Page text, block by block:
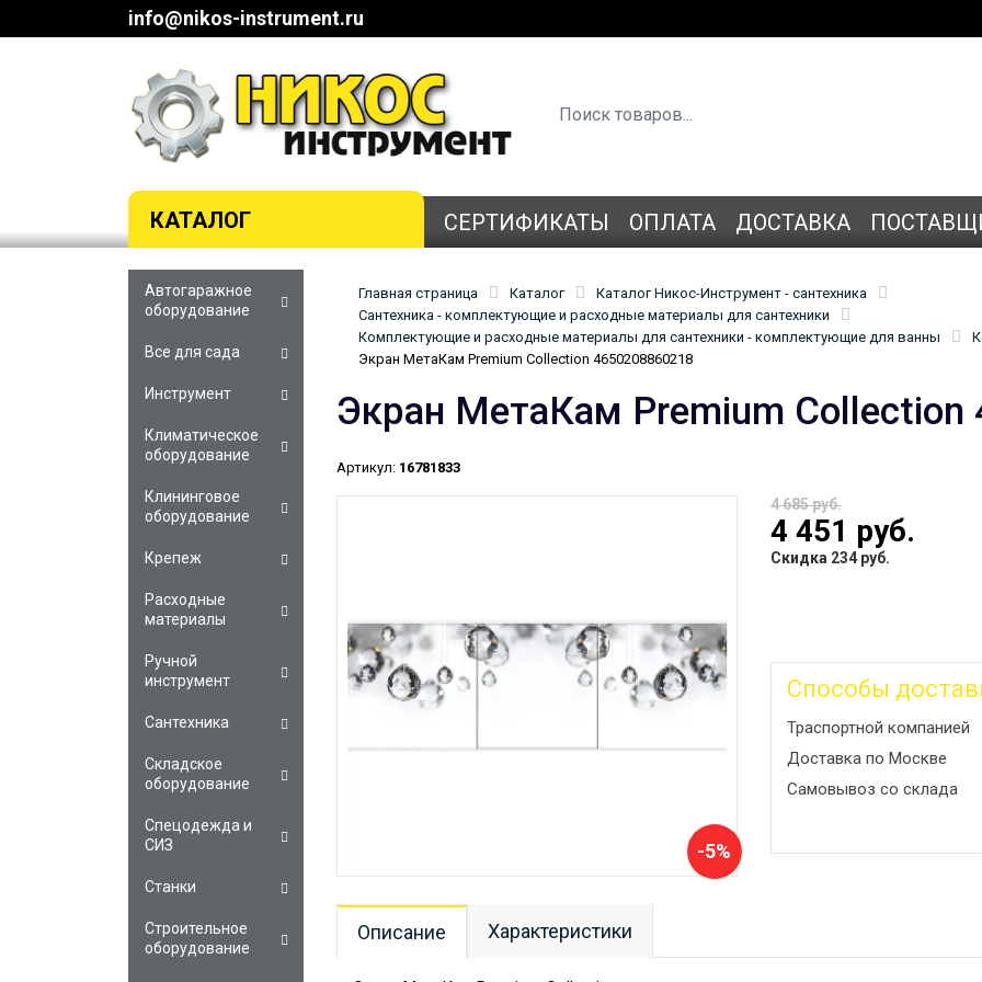
info@nikos-instrument.ru
КАТАЛОГ СЕРТИФИКАТЫ ОПЛАТА ДОСТАВКА
Главная страница Каталог
Каталог Никос-Инструмент - сантехника
Сантехника - комплектующие и расходные материалы для сантехники
Комплектующие и расходные материалы для сантехники - комплектующие для ванны
Экран МетаКам Premium Collection 4650208860218
Экран МетаКам Premium Collection
Артикул: 16781833
-5%
4 685 руб.
4 451 руб.
Скидка 234 руб.
Способы
Траспортной компанией
Доставка по Москве
Самовывоз со склада
Описание Характеристики
Автогаражное
оборудование
Все для сада
Инструмент
Климатическое
оборудование
Клининговое
оборудование
Крепеж
Расходные
материалы
Ручной
инструмент
Сантехника
Складское
оборудование
Спецодежда и
СИЗ
Станки
Строительное
оборудование